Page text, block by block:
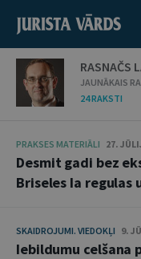
RASNAČS
JAUNĀKAIS
24 RAKSTI
PRAKSES MATERIĀLI 27.
Desmit gadi bez
Briseles Ia
SKAIDROJUMI. VIEDOKĻI 9.
Iebildumu celšana